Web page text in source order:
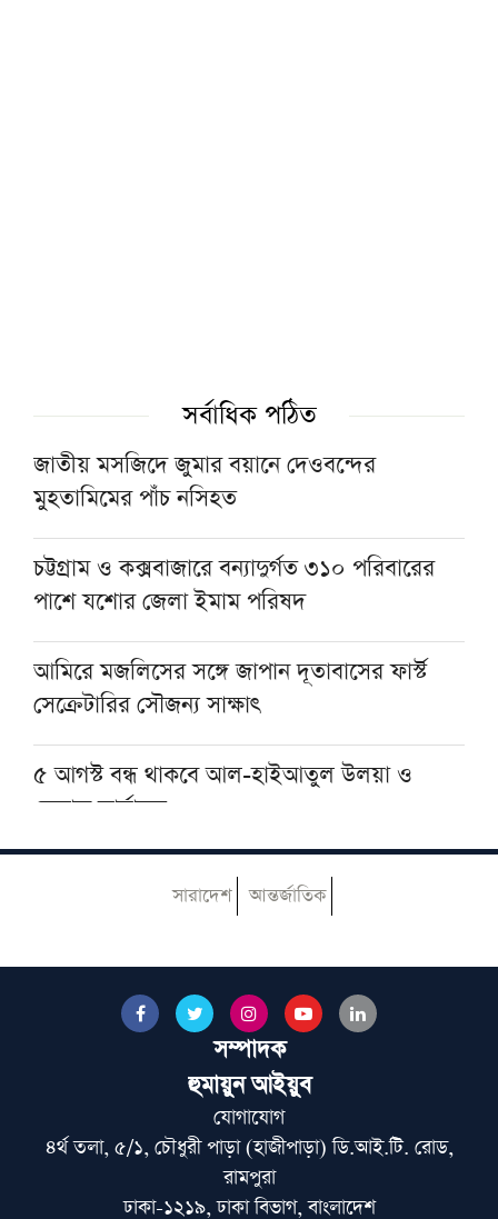
লন্ডনে খেলাফত মজলিসের গণসমাবেশ অনুষ্ঠিত
হেফাজত আমিরের সঙ্গে সাক্ষাতে বাবুনগর
মাদরাসায় প্রধানমন্ত্রী
চট্টগ্রামের জামেয়া দারুল মাআরিফের দুই ছাত্র
নিখোঁজ, সন্ধানে সহায়তার আবেদন
সর্বাধিক পঠিত
জাতীয় মসজিদে জুমার বয়ানে দেওবন্দের
মুহতামিমের পাঁচ নসিহত
চট্টগ্রাম ও কক্সবাজারে বন্যাদুর্গত ৩১০ পরিবারের
পাশে যশোর জেলা ইমাম পরিষদ
আমিরে মজলিসের সঙ্গে জাপান দূতাবাসের ফার্স্ট
সেক্রেটারির সৌজন্য সাক্ষাৎ
৫ আগস্ট বন্ধ থাকবে আল-হাইআতুল উলয়া ও
বেফাক কার্যালয়
হেজবুত তাওহীদ কেন ভ্রান্ত, কী তাদের আকিদা
পায়ে হেঁটে হজের উদ্দেশে রওয়ানা করলেন নাটোরের
মুআসসাসা ইলমিয়্যাহ বাংলাদেশের উদ্যোগে বিশেষ
ইলমি সেমিনার অনুষ্ঠিত
সারাদেশ আন্তর্জাতিক
সম্পাদক
হুমায়ুন আইয়ুব
যোগাযোগ
৪র্থ তলা, ৫/১, চৌধুরী পাড়া (হাজীপাড়া) ডি.আই.টি. রোড,
রামপুরা
ঢাকা-১২১৯, ঢাকা বিভাগ, বাংলাদেশ